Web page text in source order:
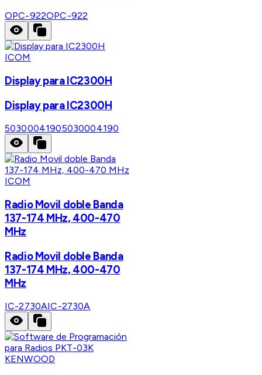
OPC-922OPC-922
ICOM
Display para IC2300H
Display para IC2300H
50300041905030004190
ICOM
Radio Movil doble Banda
137-174 MHz, 400-470
MHz
Radio Movil doble Banda
137-174 MHz, 400-470
MHz
IC-2730AIC-2730A
KENWOOD